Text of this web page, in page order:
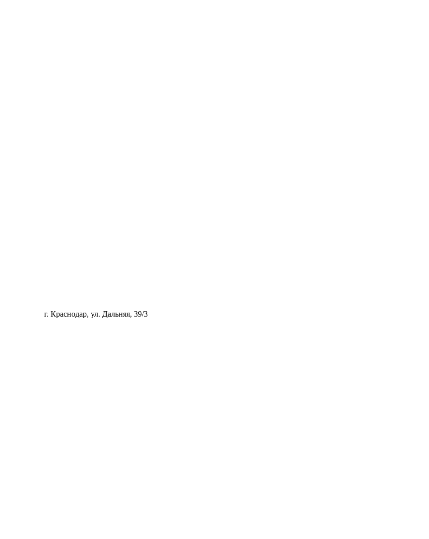
г. Краснодар, ул. Дальняя, 39/3